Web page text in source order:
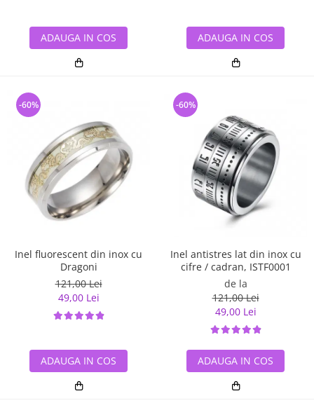
ADAUGA IN COS ADAUGA IN COS
Inel fluorescent din inox cu
Dragoni
121,00 Lei
49,00 Lei
-60%
ADAUGA IN COS
Inel antistres lat din inox cu
cifre / cadran, ISTF0001
de la
121,00 Lei
49,00 Lei
-60%
ADAUGA IN COS